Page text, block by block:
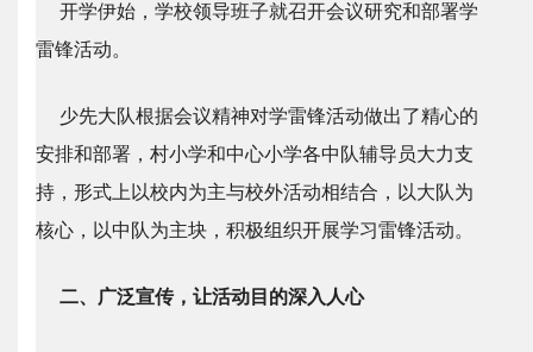
开学伊始，学校领导班子就召开会议研究和部署学
雷锋活动。
少先大队根据会议精神对学雷锋活动做出了精心的
安排和部署，村小学和中心小学各中队辅导员大力支
持，形式上以校内为主与校外活动相结合，以大队为
核心，以中队为主块，积极组织开展学习雷锋活动。
二、广泛宣传，让活动目的深入人心